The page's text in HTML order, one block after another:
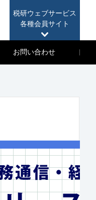
税研ウェブサービス
各種会員サイト
お問い合わせ